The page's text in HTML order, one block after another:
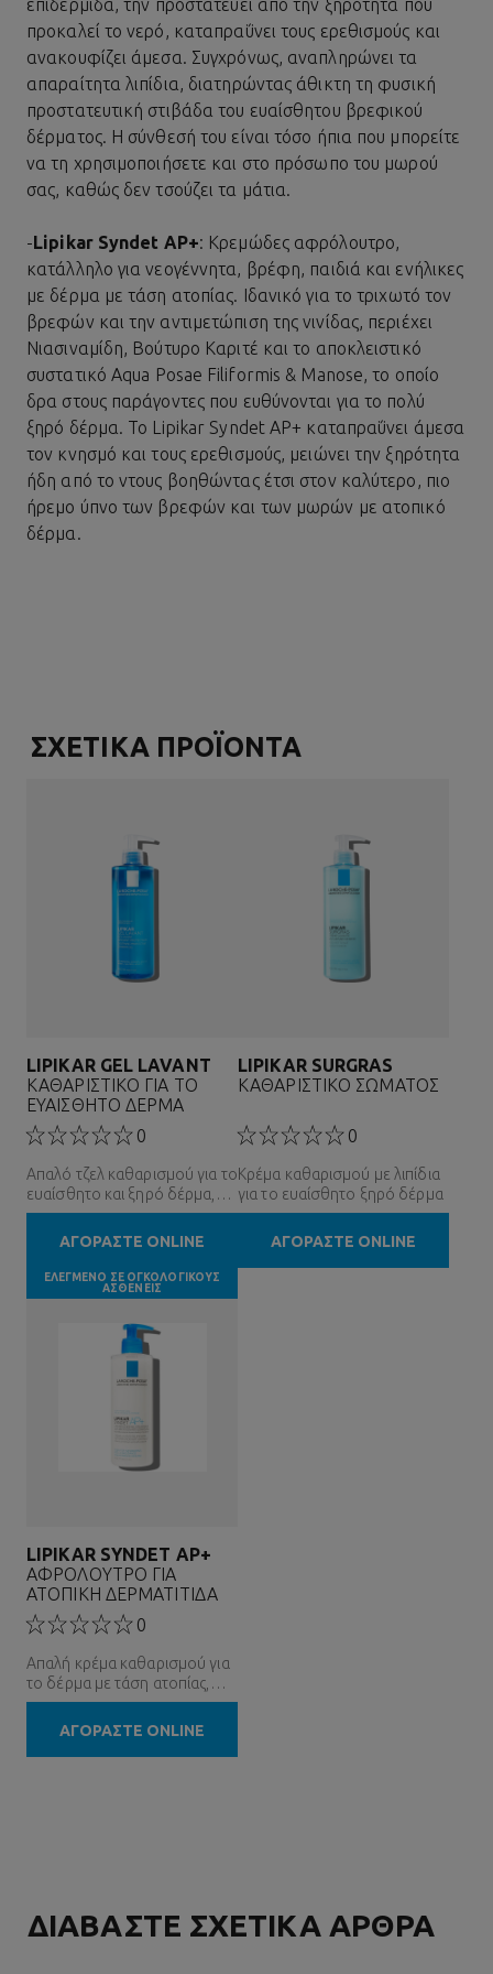
επιδερμίδα, την προστατεύει από την ξηρότητα που
προκαλεί το νερό, καταπραΰνει τους ερεθισμούς και
ανακουφίζει άμεσα. Συγχρόνως, αναπληρώνει τα
απαραίτητα λιπίδια, διατηρώντας άθικτη τη φυσική
προστατευτική στιβάδα του ευαίσθητου βρεφικού
δέρματος. Η σύνθεσή του είναι τόσο ήπια που μπορείτε
να τη χρησιμοποιήσετε και στο πρόσωπο του μωρού
σας, καθώς δεν τσούζει τα μάτια.
-Lipikar Syndet AP+: Κρεμώδες αφρόλουτρο,
κατάλληλο για νεογέννητα, βρέφη, παιδιά και ενήλικες
με δέρμα με τάση ατοπίας. Ιδανικό για το τριχωτό τον
βρεφών και την αντιμετώπιση της νινίδας, περιέχει
Νιασιναμίδη, Βούτυρο Καριτέ και το αποκλειστικό
συστατικό Aqua Posae Filiformis & Manose, το οποίο
δρα στους παράγοντες που ευθύνονται για το πολύ
ξηρό δέρμα. Το Lipikar Syndet AP+ καταπραΰνει άμεσα
τον κνησμό και τους ερεθισμούς, μειώνει την ξηρότητα
ήδη από το ντους βοηθώντας έτσι στον καλύτερο, πιο
ήρεμο ύπνο των βρεφών και των μωρών με ατοπικό
δέρμα.
ΣΧΕΤΙΚΑ ΠΡΟΪΟΝΤΑ
LIPIKAR GEL LAVANT
ΚΑΘΑΡΙΣΤΙΚΟ ΓΙΑ ΤΟ
ΕΥΑΙΣΘΗΤΟ ΔΕΡΜΑ
0
Απαλό τζελ καθαρισμού για το
ευαίσθητο και ξηρό δέρμα,
για όλη την οικογένεια
ΑΓΟΡΑΣΤΕ ONLINE
LIPIKAR SURGRAS
ΚΑΘΑΡΙΣΤΙΚΟ ΣΩΜΑΤΟΣ
0
Κρέμα καθαρισμού με λιπίδια
για το ευαίσθητο ξηρό δέρμα
ΑΓΟΡΑΣΤΕ ONLINE
ΕΛΕΓΜΕΝΟ ΣΕ ΟΓΚΟΛΟΓΙΚΟΥΣ
ΑΣΘΕΝΕΙΣ
LIPIKAR SYNDET AP+
ΑΦΡΟΛΟΥΤΡΟ ΓΙΑ
ΑΤΟΠΙΚΗ ΔΕΡΜΑΤΙΤΙΔΑ
0
Απαλή κρέμα καθαρισμού για
το δέρμα με τάση ατοπίας,
χωρίς άρωμα
ΑΓΟΡΑΣΤΕ ONLINE
ΔΙΑΒΑΣΤΕ ΣΧΕΤΙΚΑ ΑΡΘΡΑ